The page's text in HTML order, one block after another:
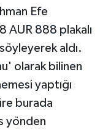
Efe
AUR 888 plakalı
aldı.
olarak bilinen
yaptığı
burada
yönden